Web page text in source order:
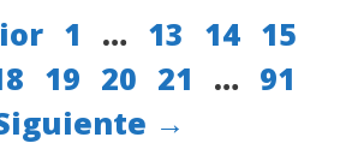
Página
1 … Página
13 Página
14 15
Página
19 Página
20 Página
21 … 91
→